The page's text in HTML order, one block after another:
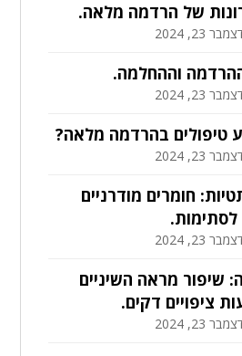
של הרדמה מלאה.
23, 2024
וההחלמה.
23, 2024
טיפולים בהרדמה מלאה?
23, 2024
חומרים מודרניים
לסתימות.
23, 2024
שיפור מראה השיניים
ציפויים דקים.
23, 2024